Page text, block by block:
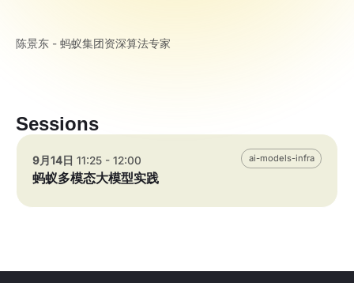
陈景东 - 蚂蚁集团资深算法专家
Sessions
9月14日 11:25 - 12:00
蚂蚁多模态大模型实践
ai-models-infra